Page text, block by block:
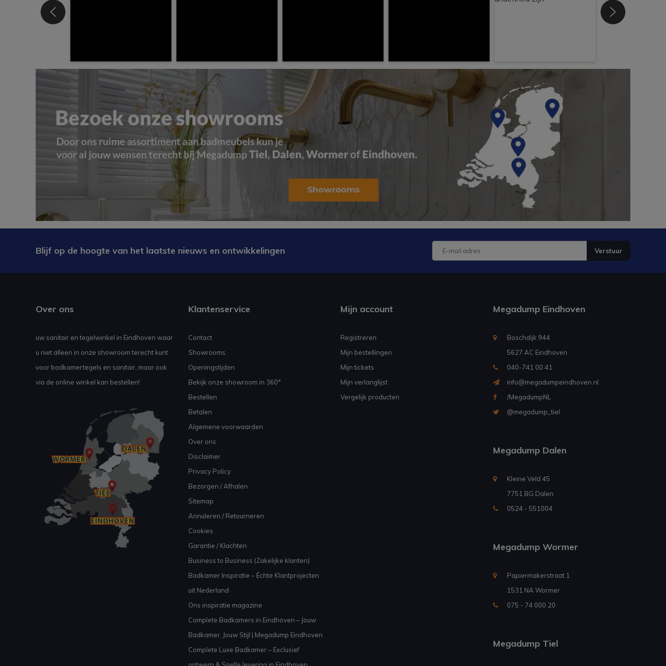
Blijf op de hoogte van het laatste nieuws en ontwikkelingen Verstuur
Over ons
uw sanitair en tegelwinkel in Eindhoven waar
u niet alleen in onze showroom terecht kunt
voor badkamertegels en sanitair, maar ook
via de online winkel kan bestellen!
Klantenservice
Contact
Showrooms
Openingstijden
Bekijk onze showroom in 360°
Bestellen
Betalen
Algemene voorwaarden
Over ons
Disclaimer
Privacy Policy
Bezorgen / Afhalen
Sitemap
Annuleren / Retourneren
Cookies
Garantie / Klachten
Business to Business (Zakelijke klanten)
Badkamer Inspiratie – Échte Klantprojecten
uit Nederland
Ons inspiratie magazine
Complete Badkamers in Eindhoven – Jouw
Badkamer, Jouw Stijl | Megadump Eindhoven
Complete Luxe Badkamer – Exclusief
Mijn account
Registreren
Mijn bestellingen
Mijn tickets
Mijn verlanglijst
Vergelijk producten
Megadump Eindhoven
Boschdijk 944
5627 AC Eindhoven
040-741 00 41
info@megadumpeindhoven.nl
/MegadumpNL
@megadump_tiel
Megadump Dalen
Kleine Veld 45
7751 BG Dalen
0524 - 551004
Megadump Wormer
Papiermakerstraat 1
1531 NA Wormer
075 - 74 000 20
Megadump Tiel